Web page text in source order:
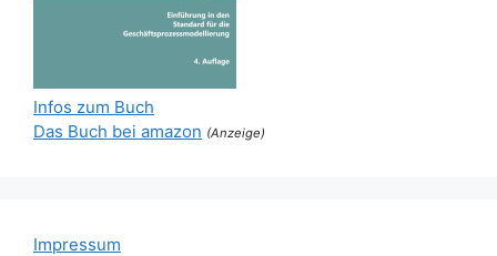
Infos zum Buch
Das Buch bei amazon (Anzeige)
Impressum